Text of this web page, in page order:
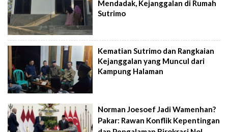
Mendadak, Kejanggalan di Rumah
Sutrimo
Kematian Sutrimo dan Rangkaian
Kejanggalan yang Muncul dari
Kampung Halaman
Norman Joesoef Jadi Wamenhan?
Pakar: Rawan Konflik Kepentingan